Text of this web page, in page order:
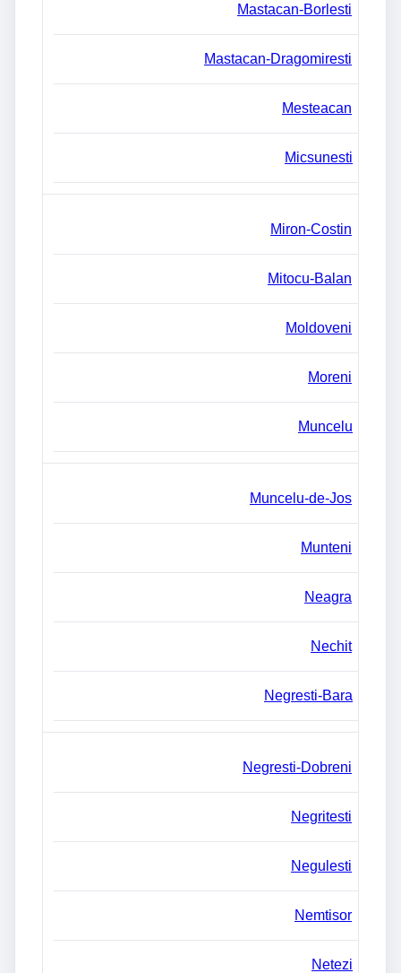
Mastacan-Borlesti
Mastacan-Dragomiresti
Mesteacan
Micsunesti
Miron-Costin
Mitocu-Balan
Moldoveni
Moreni
Muncelu
Muncelu-de-Jos
Munteni
Neagra
Nechit
Negresti-Bara
Negresti-Dobreni
Negritesti
Negulesti
Nemtisor
Netezi